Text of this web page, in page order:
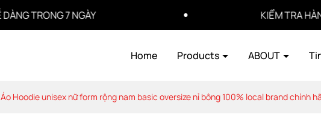
7 NGÀY KIỂM TRA HÀNG
Home Products ABOUT
Áo Hoodie unisex nữ form rộng nam basic oversize nỉ bông 100% local brand chính